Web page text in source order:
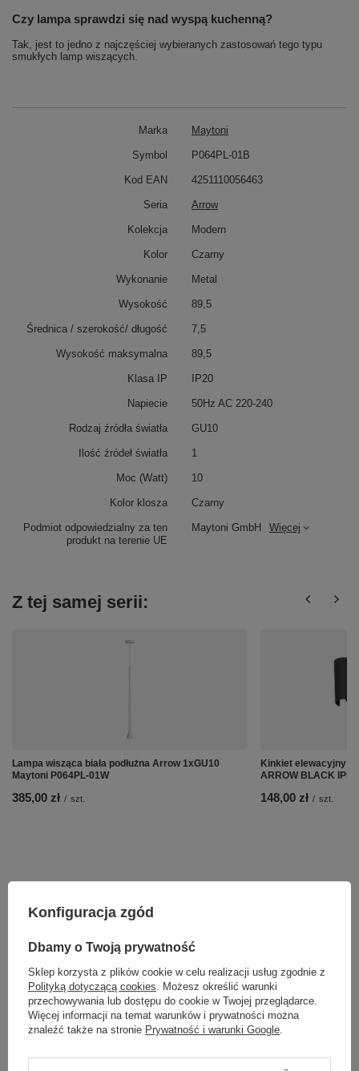
Czy lampa sprawdzi się nad wyspą kuchenną?
Tak, jest to jedno z najczęściej wybieranych zastosowań tego typu
smukłych lamp wiszących.
Marka Maytoni
Podmiot odpowiedzialny za ten
produkt na terenie UE
Maytoni GmbH Więcej
Symbol P064PL-01B
Kod EAN 4251110056463
Seria Arrow
Kolekcja Modern
Kolor Czarny
Wykonanie Metal
Wysokość 89,5
Średnica / szerokość/ długość 7,5
Wysokość maksymalna 89,5
Klasa IP IP20
Napiecie 50Hz AC 220-240
Rodzaj źródła światła GU10
Ilość źródeł światła 1
Moc (Watt) 10
Kolor klosza Czarny
Z tej samej serii:
Lampa wisząca biała podłużna Arrow 1xGU10
Maytoni P064PL-01W
385,00 zł / szt.
Kinkiet elewacyjny
ARROW BLACK
148,00 zł / szt.
ZOBACZ RÓWNIEŻ
Konfiguracja zgód
Dbamy o Twoją prywatność
Sklep korzysta z plików cookie w celu realizacji usług zgodnie z
Polityką dotyczącą cookies. Możesz określić warunki
przechowywania lub dostępu do cookie w Twojej przeglądarce.
Więcej informacji na temat warunków i prywatności można
znaleźć także na stronie Prywatność i warunki Google.